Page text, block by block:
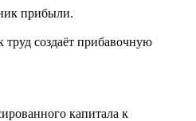
прибыли.
труд создаёт прибавочную
капитала к